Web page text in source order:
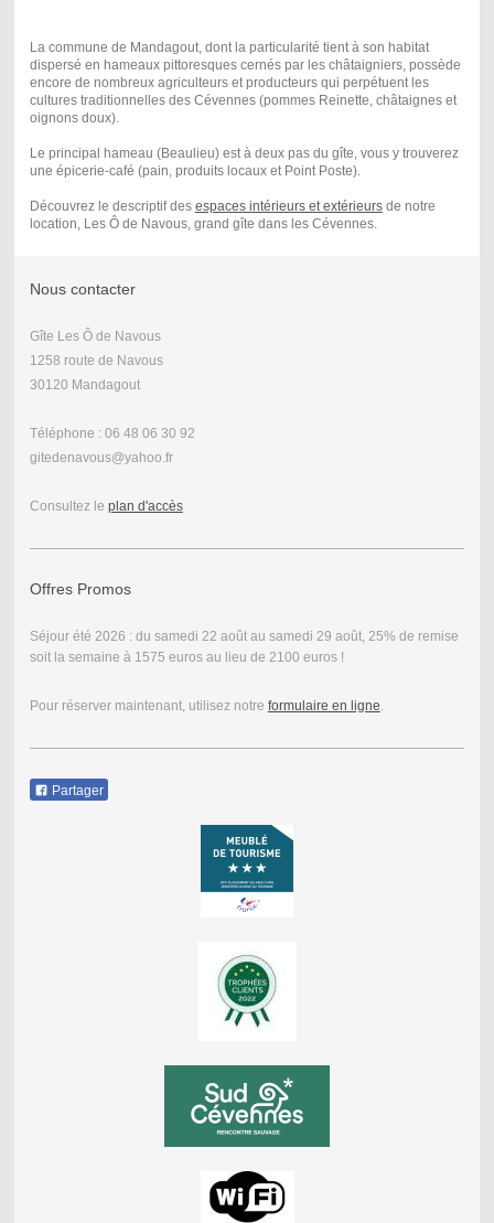
La commune de Mandagout, dont la particularité tient à son habitat
dispersé en hameaux pittoresques cernés par les châtaigniers, possède
encore de nombreux agriculteurs et producteurs qui perpétuent les
cultures traditionnelles des Cévennes (pommes Reinette, châtaignes et
oignons doux).
Le principal hameau (Beaulieu) est à deux pas du gîte, vous y trouverez
une épicerie-café (pain, produits locaux et Point Poste).
Découvrez le descriptif des espaces intérieurs et extérieursde notre
location, Les Ô de Navous, grand gîte dans les Cévennes.
Nous contacter
Gîte Les Ô de Navous
1258 route de Navous
30120 Mandagout
Téléphone : 06 48 06 30 92
gitedenavous@yahoo.fr
Consultez le plan d'accès
Offres Promos
Séjour été 2026 : du samedi 22 août au samedi 29 août, 25% de remise
soit la semaine à 1575 euros au lieu de 2100 euros !
Pour réserver maintenant, utilisez notre formulaire en ligne.
Partager